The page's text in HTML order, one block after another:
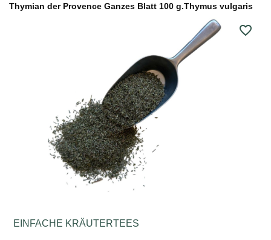
Thymian der Provence Ganzes Blatt 100 g.Thymus vulgaris
favorite_border
EINFACHE KRÄUTERTEES